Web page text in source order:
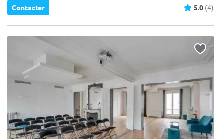
Contacter 5.0 (4)